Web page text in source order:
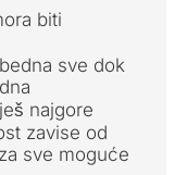
biti
sve dok
najgore
zavise od
sve moguće